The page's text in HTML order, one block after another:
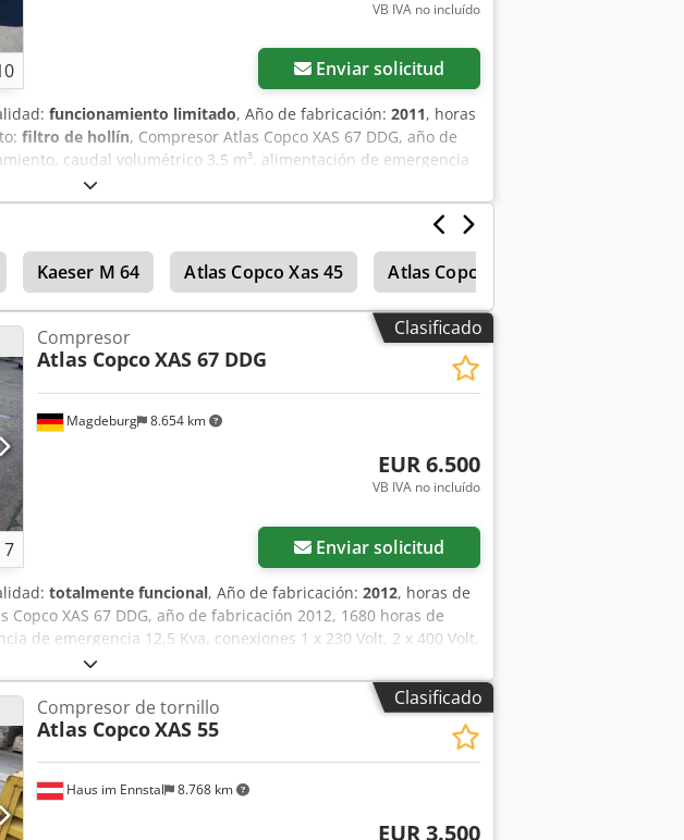
VB IVA no incluído
Enviar solicitud
funcionamiento limitado, Año de fabricación: 2011, horas
filtro de hollín, Compresor Atlas Copco XAS 67 DDG, año de
caudal volumétrico 3,5 m³, alimentación de emergencia
voltios, número de serie YA3062566B0165583, homologación
la alimentación de emergencia, filtro de hollín aguas abajo
Kaeser M 64 Atlas Copco Xas 45 Atlas Copco Xas 185
Clasificado
7
Magdeburg 8.654 km
Compresor
Atlas CopcoXAS 67 DDG
EUR 6.500
VB IVA no incluído
Enviar solicitud
totalmente funcional, Año de fabricación: 2012, horas de
Copco XAS 67 DDG, año de fabricación 2012, 1680 horas de
de emergencia 12,5 Kva, conexiones 1 x 230 Volt, 2 x 400 Volt,
Dh Tlsx Abiek
Clasificado
Haus im Ennstal 8.768 km
Compresor de tornillo
Atlas CopcoXAS 55
EUR 3.500